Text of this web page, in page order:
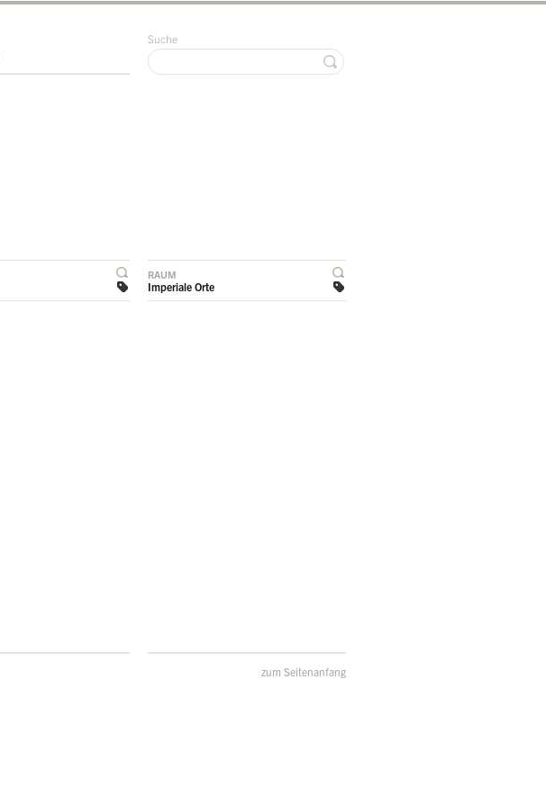
Suche
RAUM
Imperiale Orte
zum Seitenanfang